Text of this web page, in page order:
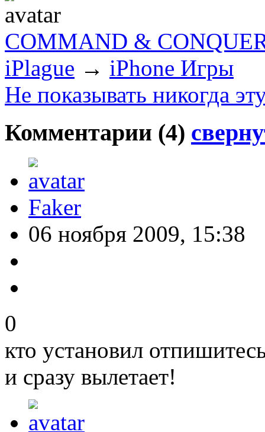
COMMAND &
iPlague → iPhone Игры
Не показывать никогда
Комментарии (4)
Faker
06 ноября 2009, 15:38
0
кто установил
и сразу вылетает!